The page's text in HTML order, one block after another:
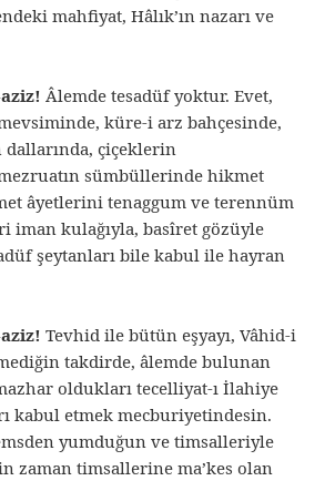
mahfiyat, Hâlık’ın nazarı ve
Âlemde tesadüf yoktur. Evet,
küre-i arz bahçesinde,
dallarında, çiçeklerin
sümbüllerinde hikmet
âyetlerini tenaggum ve terennüm
iman kulağıyla, basîret gözüyle
şeytanları bile kabul ile hayran
Tevhid ile bütün eşyayı, Vâhid-i
takdirde, âlemde bulunan
oldukları tecelliyat-ı İlahiye
kabul etmek mecburiyetindesin.
yumduğun ve timsalleriyle
zaman timsallerine ma’kes olan